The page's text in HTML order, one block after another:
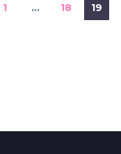
1 … 18 19